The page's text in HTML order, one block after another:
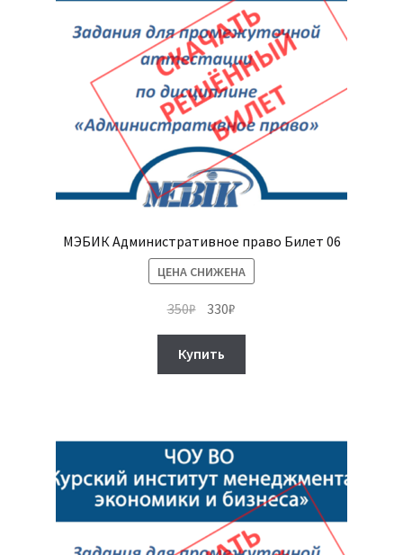
МЭБИК Административное право Билет 06
ЦЕНА СНИЖЕНА
350₽ Первоначальная
составляла
350₽.
330₽
Купить